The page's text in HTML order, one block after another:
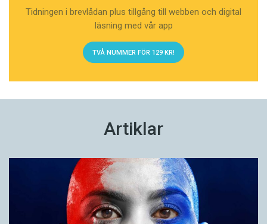
Tidningen i brevlådan plus tillgång till webben och digital
läsning med vår app
TVÅ NUMMER FÖR 129 KR!
Artiklar